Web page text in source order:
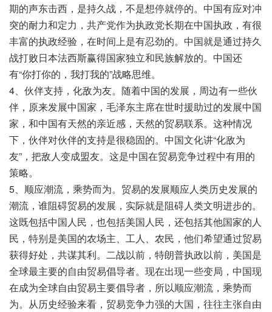
期的声东击西，是持久战，不是想停就停的。中国有应对冲
突的耐力和定力，共产党作为执政党长期在中国执政，有很
丰富的执政经验，在时间上是有忍劲的。中国就是通过持久
战打败日本法西斯赢得国家独立和民族解放的。中国还
有“你打你的，我打我的”战略思维。
4、伙伴支持，化敌为友。随着中国的发展，周边有一些伙
伴，原来发展中国家，毛泽东主席在世时援助过的发展中国
家，和中国有天然的亲近感，天然的贸易联系。这种情况
下，伙伴对伙伴的支持是很稳固的。中国文化讲“化敌为
友”，把敌人变成盟友。这是中国在贸易竞争过程中有用的
策略。
5、顺应潮流，乘势而为。贸易的发展顺应人类历史发展的
潮流，谁阻碍贸易的发展，实际就是阻碍人类文明进步的。
这既包括中国人民，也包括美国人民，还包括其他国家的人
民，特别是美国的农场主、工人、农民，他们希望通过贸易
获得好处，共谋其利。二战以前，特朗普执政以前，美国是
全球最主要的自由贸易倡导者。现在出现一些变局，中国现
在成为全球自由贸易主要倡导者，所以顺应潮流，乘势而
为。从历史经验来看，贸易竞争力强的大国，往往主张自由